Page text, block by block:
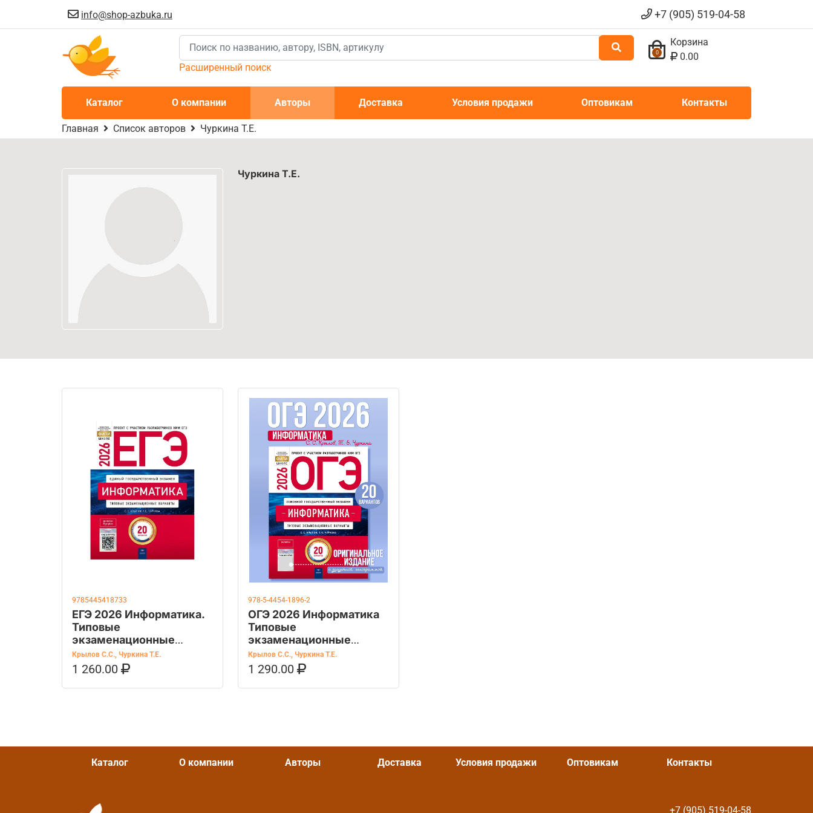
info@shop-azbuka.ru +7 (905) 519-04-58
Расширенный поиск
0
Корзина
0.00
Каталог О компании Авторы Доставка Условия продажи Оптовикам Контакты
Главная Список авторов Чуркина Т.Е.
Чуркина Т.Е.
9785445418733
ЕГЭ 2026 Информатика.
Типовые
экзаменационные
варианты 20 вариантов
Крылов С.С., Чуркина Т.Е.
1 260.00
В КОРЗИНУ
978-5-4454-1896-2
ОГЭ 2026 Информатика
Типовые
экзаменационные
варианты 20 вариантов
Крылов С.С., Чуркина Т.Е.
1 290.00
В КОРЗИНУ
Каталог О компании Авторы Доставка Условия продажи Оптовикам Контакты
+7 (905) 519-04-58